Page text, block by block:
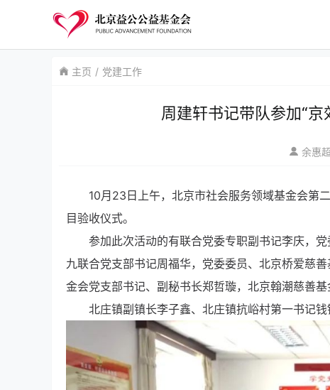
主页 党建工作
周建轩书记带队参加“
余惠超
10月23日上午，北京市社会服务领域基金会第
目验收仪式。
参加此次活动的有联合党委专职副书记李庆，
九联合党支部书记周福华，党委委员、北京桥爱慈
金会党支部书记、副秘书长郑哲璇，北京翰潮慈善
北庄镇副镇长李子鑫、北庄镇抗峪村第一书记